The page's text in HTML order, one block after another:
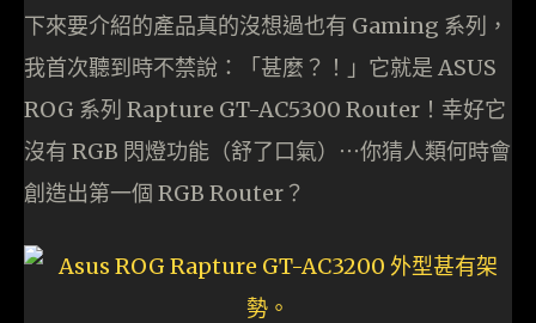
下來要介紹的產品真的沒想過也有 Gaming 系列，
我首次聽到時不禁說：「甚麼？！」它就是 ASUS
ROG 系列 Rapture GT-AC5300 Router！幸好它
沒有 RGB 閃燈功能（舒了口氣）⋯你猜人類何時會
創造出第一個 RGB Router？